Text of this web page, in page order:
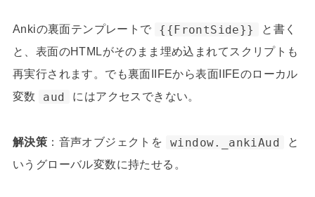
Ankiの裏面テンプレートで {{FrontSide}}
と書く
と、表面のHTMLがそのまま埋め込まれてスクリプトも
再実行されます。でも裏面IIFEから表面IIFEのローカル
変数
aud にはアクセスできない。
解決策 ：音声オブジェクトを window._ankiAud
と
いうグローバル変数に持たせる。